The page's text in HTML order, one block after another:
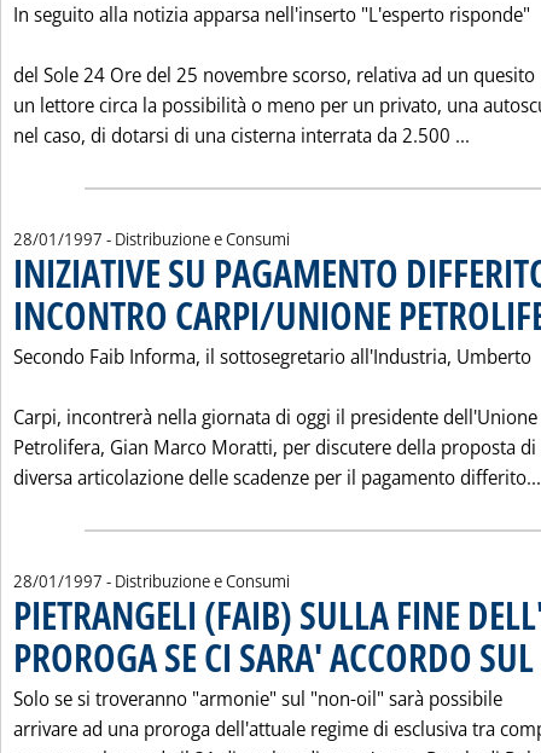
In seguito alla notizia apparsa nell'inserto "L'esperto risponde"
del Sole 24 Ore del 25 novembre scorso, relativa ad un
un lettore circa la possibilità o meno per un privato, una
nel caso, di dotarsi di una cisterna interrata da 2.500 ...
28/01/1997 - Distribuzione e Consumi
INIZIATIVE SU PAGAMENTO
INCONTRO CARPI/UNIONE
Secondo Faib Informa, il sottosegretario all'Industria, Umberto
Carpi, incontrerà nella giornata di oggi il presidente dell'Unione
Petrolifera, Gian Marco Moratti, per discutere della proposta di
diversa articolazione delle scadenze per il pagamento differito...
28/01/1997 - Distribuzione e Consumi
PIETRANGELI (FAIB) SULLA FINE
PROROGA SE CI SARA' ACCORDO
Solo se si troveranno "armonie" sul "non-oil" sarà possibile
arrivare ad una proroga dell'attuale regime di esclusiva tra